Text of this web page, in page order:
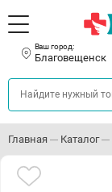
Ваш город:
Благовещенск
Главная Каталог